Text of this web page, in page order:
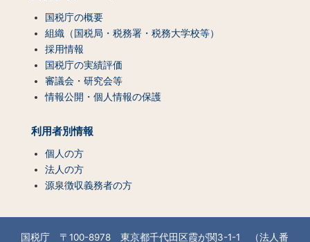
国税庁の概要
組織（国税局・税務署・税務大学校等）
採用情報
国税庁の実績評価
審議会・研究会等
情報公開・個人情報の保護
利用者別情報
個人の方
法人の方
源泉徴収義務者の方
国税庁 〒100-8978 東京都千代田区霞が関3-1-1 （法人番